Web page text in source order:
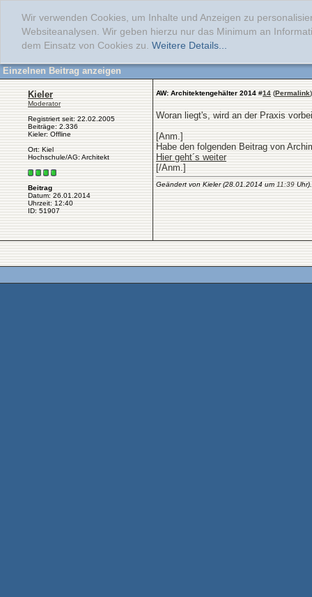
Wir verwenden Cookies, um Inhalte und Anzeigen zu
Websiteanalysen. Wir geben hierzu nur das Minimum an
dem Einsatz von Cookies zu. Weitere Details...
Einzelnen Beitrag anzeigen
Kieler
Moderator
Registriert seit: 22.02.2005
Beiträge: 2.336
Kieler: Offline
Ort: Kiel
Hochschule/AG: Architekt
Beitrag
Datum: 26.01.2014
Uhrzeit: 12:40
ID: 51907
AW: Architektengehälter 2014 #14 (Permalink)
Woran liegt's, wird an der Praxis
[Anm.]
Habe den folgenden Beitrag von
Hier geht´s weiter
[/Anm.]
Geändert von Kieler (28.01.2014 um 11:39 Uhr).